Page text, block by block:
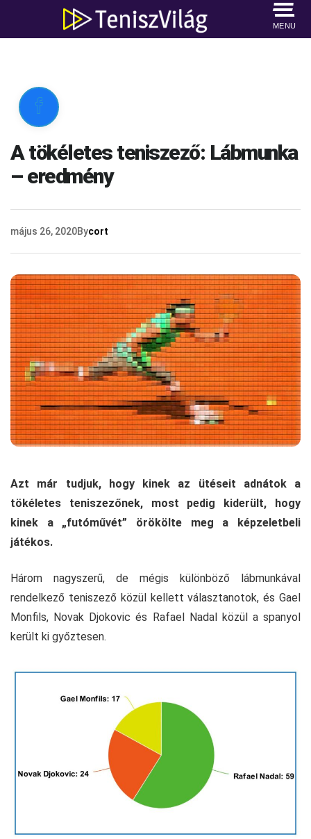
MENU

A tökéletes teniszező: Lábmunka
– eredmény
május 26, 2020Bycort
Azt már tudjuk, hogy kinek az ütéseit adnátok a
tökéletes teniszezőnek, most pedig kiderült, hogy
kinek a „futóművét” örökölte meg a képzeletbeli
játékos.
Három nagyszerű, de mégis különböző lábmunkával
rendelkező teniszező közül kellett választanotok, és Gael
Monfils, Novak Djokovic és Rafael Nadal közül a spanyol
került ki győztesen.